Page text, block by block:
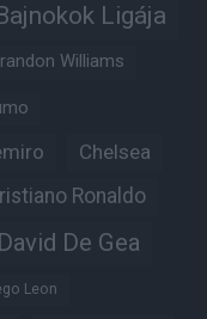
Ligája
Williams
Chelsea
Ronaldo
David De Gea
Leon